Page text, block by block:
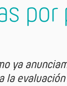
por
ya
la